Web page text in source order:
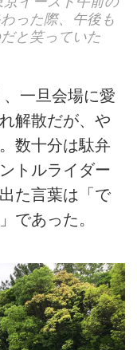
った際、午後も
と笑っていた
一旦会場に愛
解散だが、や
数十分は駄弁
トルライダー
た言葉は「で
であった。